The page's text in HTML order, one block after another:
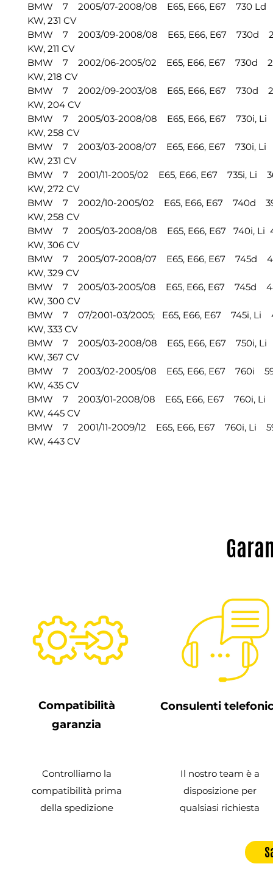
BMW 7 2005/07-2008/08 E65, E66, E67 730 Ld
KW, 231 CV
BMW 7 2003/09-2008/08 E65, E66, E67 730d
KW, 211 CV
BMW 7 2002/06-2005/02 E65, E66, E67 730d
KW, 218 CV
BMW 7 2002/09-2003/08 E65, E66, E67 730d
KW, 204 CV
BMW 7 2005/03-2008/08 E65, E66, E67 730i, Li
KW, 258 CV
BMW 7 2003/03-2008/07 E65, E66, E67 730i, Li
KW, 231 CV
BMW 7 2001/11-2005/02 E65, E66, E67 735i, Li
KW, 272 CV
BMW 7 2002/10-2005/02 E65, E66, E67 740d
KW, 258 CV
BMW 7 2005/03-2008/08 E65, E66, E67 740i, Li
KW, 306 CV
BMW 7 2005/07-2008/07 E65, E66, E67 745d
KW, 329 CV
BMW 7 2005/03-2005/08 E65, E66, E67 745d
KW, 300 CV
BMW 7 07/2001-03/2005; E65, E66, E67 745i, Li
KW, 333 CV
BMW 7 2005/03-2008/08 E65, E66, E67 750i, Li
KW, 367 CV
BMW 7 2003/02-2005/08 E65, E66, E67 760i
KW, 435 CV
BMW 7 2003/01-2008/08 E65, E66, E67 760i, Li
KW, 445 CV
BMW 7 2001/11-2009/12 E65, E66, E67 760i, Li
KW, 443 CV
Compatibilità
garanzia
Controlliamo la
compatibilità prima
della spedizione
Consulenti
Il nostro team è a
disposizione per
qualsiasi richiesta